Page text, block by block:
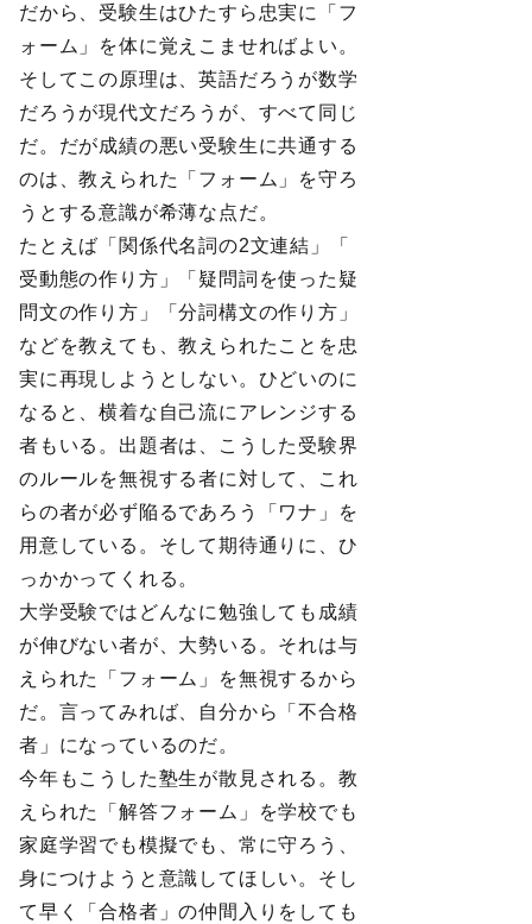
だから、受験生はひたすら忠実に「フ
ォーム」を体に覚えこませればよい。
そしてこの原理は、英語だろうが数学
だろうが現代文だろうが、すべて同じ
だ。だが成績の悪い受験生に共通する
のは、教えられた「フォーム」を守ろ
うとする意識が希薄な点だ。
たとえば「関係代名詞の2文連結」「
受動態の作り方」「疑問詞を使った疑
問文の作り方」「分詞構文の作り方」
などを教えても、教えられたことを忠
実に再現しようとしない。ひどいのに
なると、横着な自己流にアレンジする
者もいる。出題者は、こうした受験界
のルールを無視する者に対して、これ
らの者が必ず陥るであろう「ワナ」を
用意している。そして期待通りに、ひ
っかかってくれる。
大学受験ではどんなに勉強しても成績
が伸びない者が、大勢いる。それは与
えられた「フォーム」を無視するから
だ。言ってみれば、自分から「不合格
者」になっているのだ。
今年もこうした塾生が散見される。教
えられた「解答フォーム」を学校でも
家庭学習でも模擬でも、常に守ろう、
身につけようと意識してほしい。そし
て早く「合格者」の仲間入りをしても